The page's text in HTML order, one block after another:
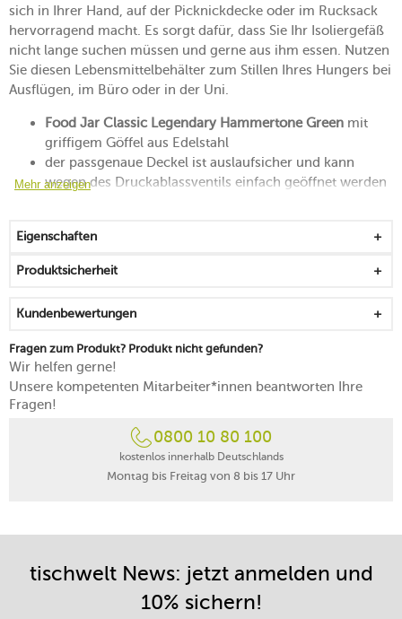
sich in Ihrer Hand, auf der Picknickdecke oder im Rucksack
hervorragend macht. Es sorgt dafür, dass Sie Ihr Isoliergefäß
nicht lange suchen müssen und gerne aus ihm essen. Nutzen
Sie diesen Lebensmittelbehälter zum Stillen Ihres Hungers bei
Ausflügen, im Büro oder in der Uni.
Food Jar Classic Legendary Hammertone Green mit
griffigem Göffel aus Edelstahl
der passgenaue Deckel ist auslaufsicher und kann
wegen des Druckablassventils einfach geöffnet werden
mitgenommen werden kann
mit einer doppelwandigen Vakuumisolierung
liegt gut und sicher in der Hand
spülmaschinenfest
Mehr anzeigen
Eigenschaften
Produktsicherheit
Kundenbewertungen
Fragen zum Produkt? Produkt nicht gefunden?
Wir helfen gerne!
Unsere kompetenten Mitarbeiter*innen beantworten Ihre
Fragen!
0800 10 80 100
kostenlos innerhalb Deutschlands
Montag bis Freitag von 8 bis 17 Uhr
tischwelt News: jetzt anmelden und
10% sichern!